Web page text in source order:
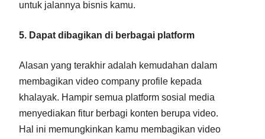
untuk jalannya bisnis kamu.
5. Dapat dibagikan di berbagai platform
Alasan yang terakhir adalah kemudahan dalam
membagikan video company profile kepada
khalayak. Hampir semua platform sosial media
menyediakan fitur berbagi konten berupa video.
Hal ini memungkinkan kamu membagikan video